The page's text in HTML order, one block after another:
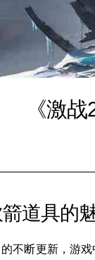
《激
道具的
不断更新，游